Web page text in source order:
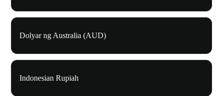
Dolyar ng Australia (AUD)
Indonesian Rupiah